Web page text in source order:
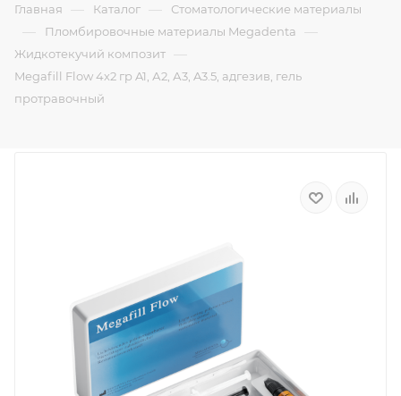
Главная — Каталог — Стоматологические материалы
— Пломбировочные материалы Megadenta —
Жидкотекучий композит —
Megafill Flow 4х2 гр A1, А2, А3, A3.5, адгезив, гель
протравочный